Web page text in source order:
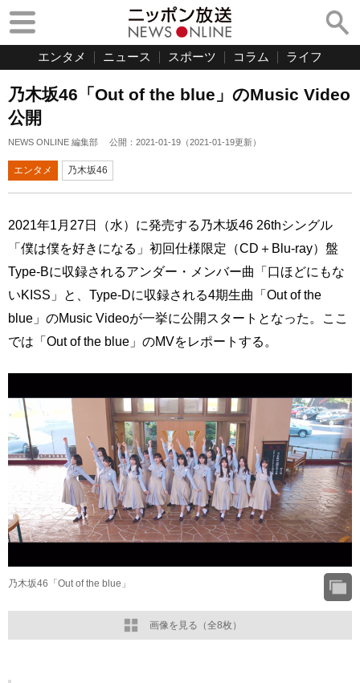
エンタメ ニュース スポーツ コラム ライフ
乃木坂46「Out of the blue」のMusic Video
公開
NEWS ONLINE 編集部 公開： 2021-01-19 （2021-01-19更新）
エンタメ 乃木坂46
2021年1月27日（水）に発売する乃木坂46 26thシングル
「僕は僕を好きになる」初回仕様限定（CD＋Blu-ray）盤
Type-Bに収録されるアンダー・メンバー曲「口ほどにもな
いKISS」と、Type-Dに収録される4期生曲「Out of the
blue」のMusic Videoが一挙に公開スタートとなった。ここ
では「Out of the blue」のMVをレポートする。
画像を見る（全8枚）
乃木坂46「Out of the blue」